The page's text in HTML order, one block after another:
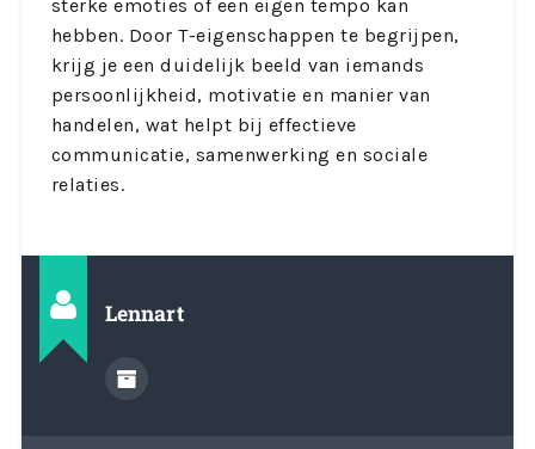
sterke emoties of een eigen tempo kan
hebben. Door T-eigenschappen te begrijpen,
krijg je een duidelijk beeld van iemands
persoonlijkheid, motivatie en manier van
handelen, wat helpt bij effectieve
communicatie, samenwerking en sociale
relaties.
Lennart